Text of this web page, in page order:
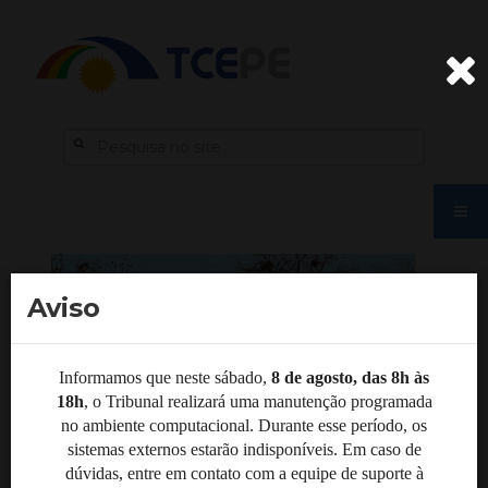
Aviso
Informamos que neste sábado, 8 de agosto, das 8h às
18h, o Tribunal realizará uma manutenção programada
no ambiente computacional. Durante esse período, os
sistemas externos estarão indisponíveis. Em caso de
dúvidas, entre em contato com a equipe de suporte à